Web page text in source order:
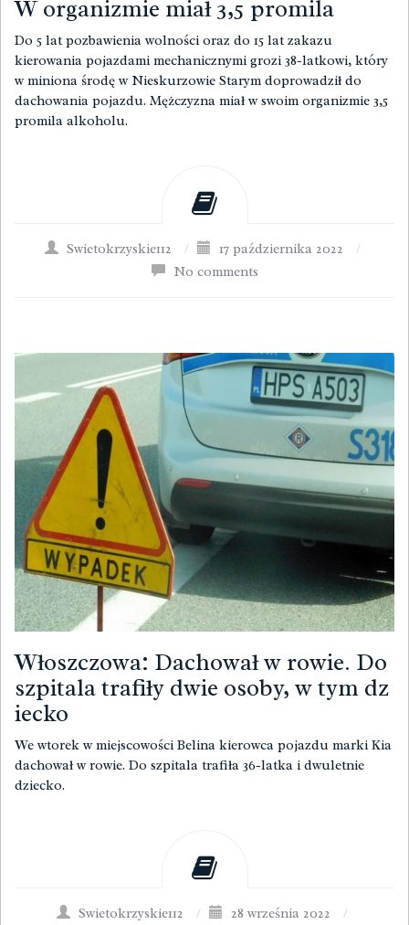
W organizmie miał 3,5 promila
Do 5 lat pozbawienia wolności oraz do 15 lat zakazu
kierowania pojazdami mechanicznymi grozi 38-latkowi, który
w miniona środę w Nieskurzowie Starym doprowadził do
dachowania pojazdu. Mężczyzna miał w swoim organizmie 3,5
promila alkoholu.
Swietokrzyskie112 / 17 października 2022
/
No comments
Włoszczowa: Dachował w rowie. Do
szpitala trafiły dwie osoby, w tym dz
iecko
We wtorek w miejscowości Belina kierowca pojazdu marki Kia
dachował w rowie. Do szpitala trafiła 36-latka i dwuletnie
dziecko.
Swietokrzyskie112 / 28 września 2022 /